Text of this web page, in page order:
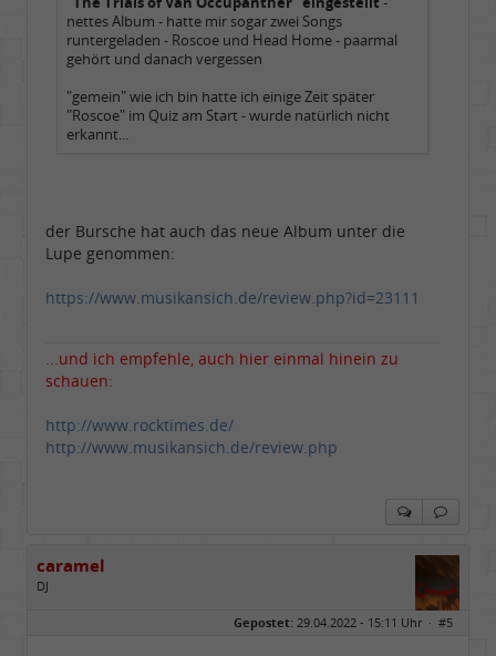
nettes Album - hatte mir sogar zwei Songs
runtergeladen - Roscoe und Head Home - paarmal
gehört und danach vergessen
"gemein" wie ich bin hatte ich einige Zeit später
"Roscoe" im Quiz am Start - wurde natürlich nicht
erkannt...
der Bursche hat auch das neue Album unter die
Lupe genommen:
https://www.musikansich.de/review.php?id=23111
...und ich empfehle, auch hier einmal hinein zu
schauen:
http://www.rocktimes.de/
http://www.musikansich.de/review.php
caramel
DJ
Gepostet: 29.04.2022 - 15:11 Uhr · #5